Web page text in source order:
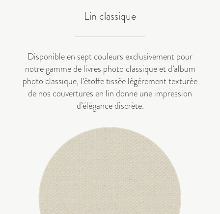
Lin classique
Disponible en sept couleurs exclusivement pour
notre gamme delivres photo classiqueetd’album
photo classique, l’étoffe tissée légèrement texturée
de nos couvertures en lin donne une impression
d’élégance discrète.